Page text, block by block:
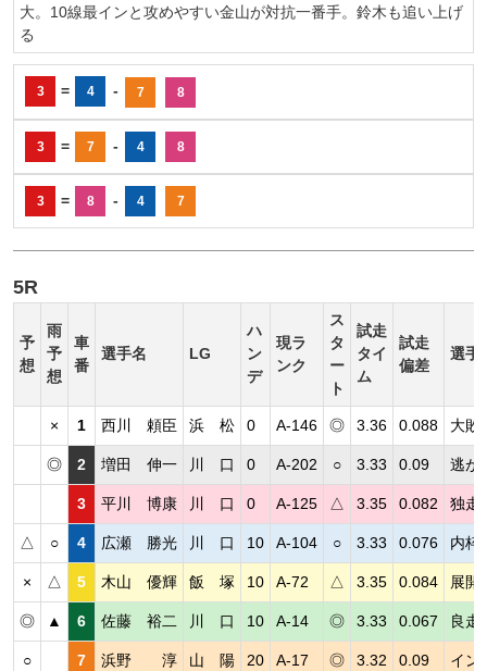
大。10線最インと攻めやすい金山が対抗一番手。鈴木も追い上げ
る
3 = 4 - 7 8
3 = 7 - 4 8
3 = 8 - 4 7
5R
予
想
雨
予
想
車
番
選手名 LG
ハ
ン
デ
現ラ
ンク
ス
タ
ー
ト
試走
タイ
ム
試走
偏差
選手
× 1 西川 頼臣 浜 松 0 A-146 ◎ 3.36 0.088 大敗
◎ 2 増田 伸一 川 口 0 A-202 ○ 3.33 0.09 逃が
3 平川 博康 川 口 0 A-125 △ 3.35 0.082 独走
△ ○ 4 広瀬 勝光 川 口 10 A-104 ○ 3.33 0.076 内枠
× △ 5 木山 優輝 飯 塚 10 A-72 △ 3.35 0.084 展開
◎ ▲ 6 佐藤 裕二 川 口 10 A-14 ◎ 3.33 0.067 良走
○ 7 浜野 淳 山 陽 20 A-17 ◎ 3.32 0.09 イン